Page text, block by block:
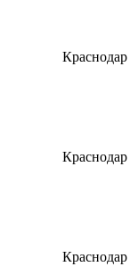
Краснодар
Краснодар
Краснодар